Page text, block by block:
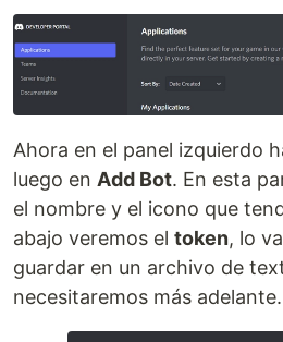
Ahora en el panel izquierdo
luego en Add Bot. En esta
el nombre y el icono que
abajo veremos el token, lo
guardar en un archivo de
necesitaremos más adelante.